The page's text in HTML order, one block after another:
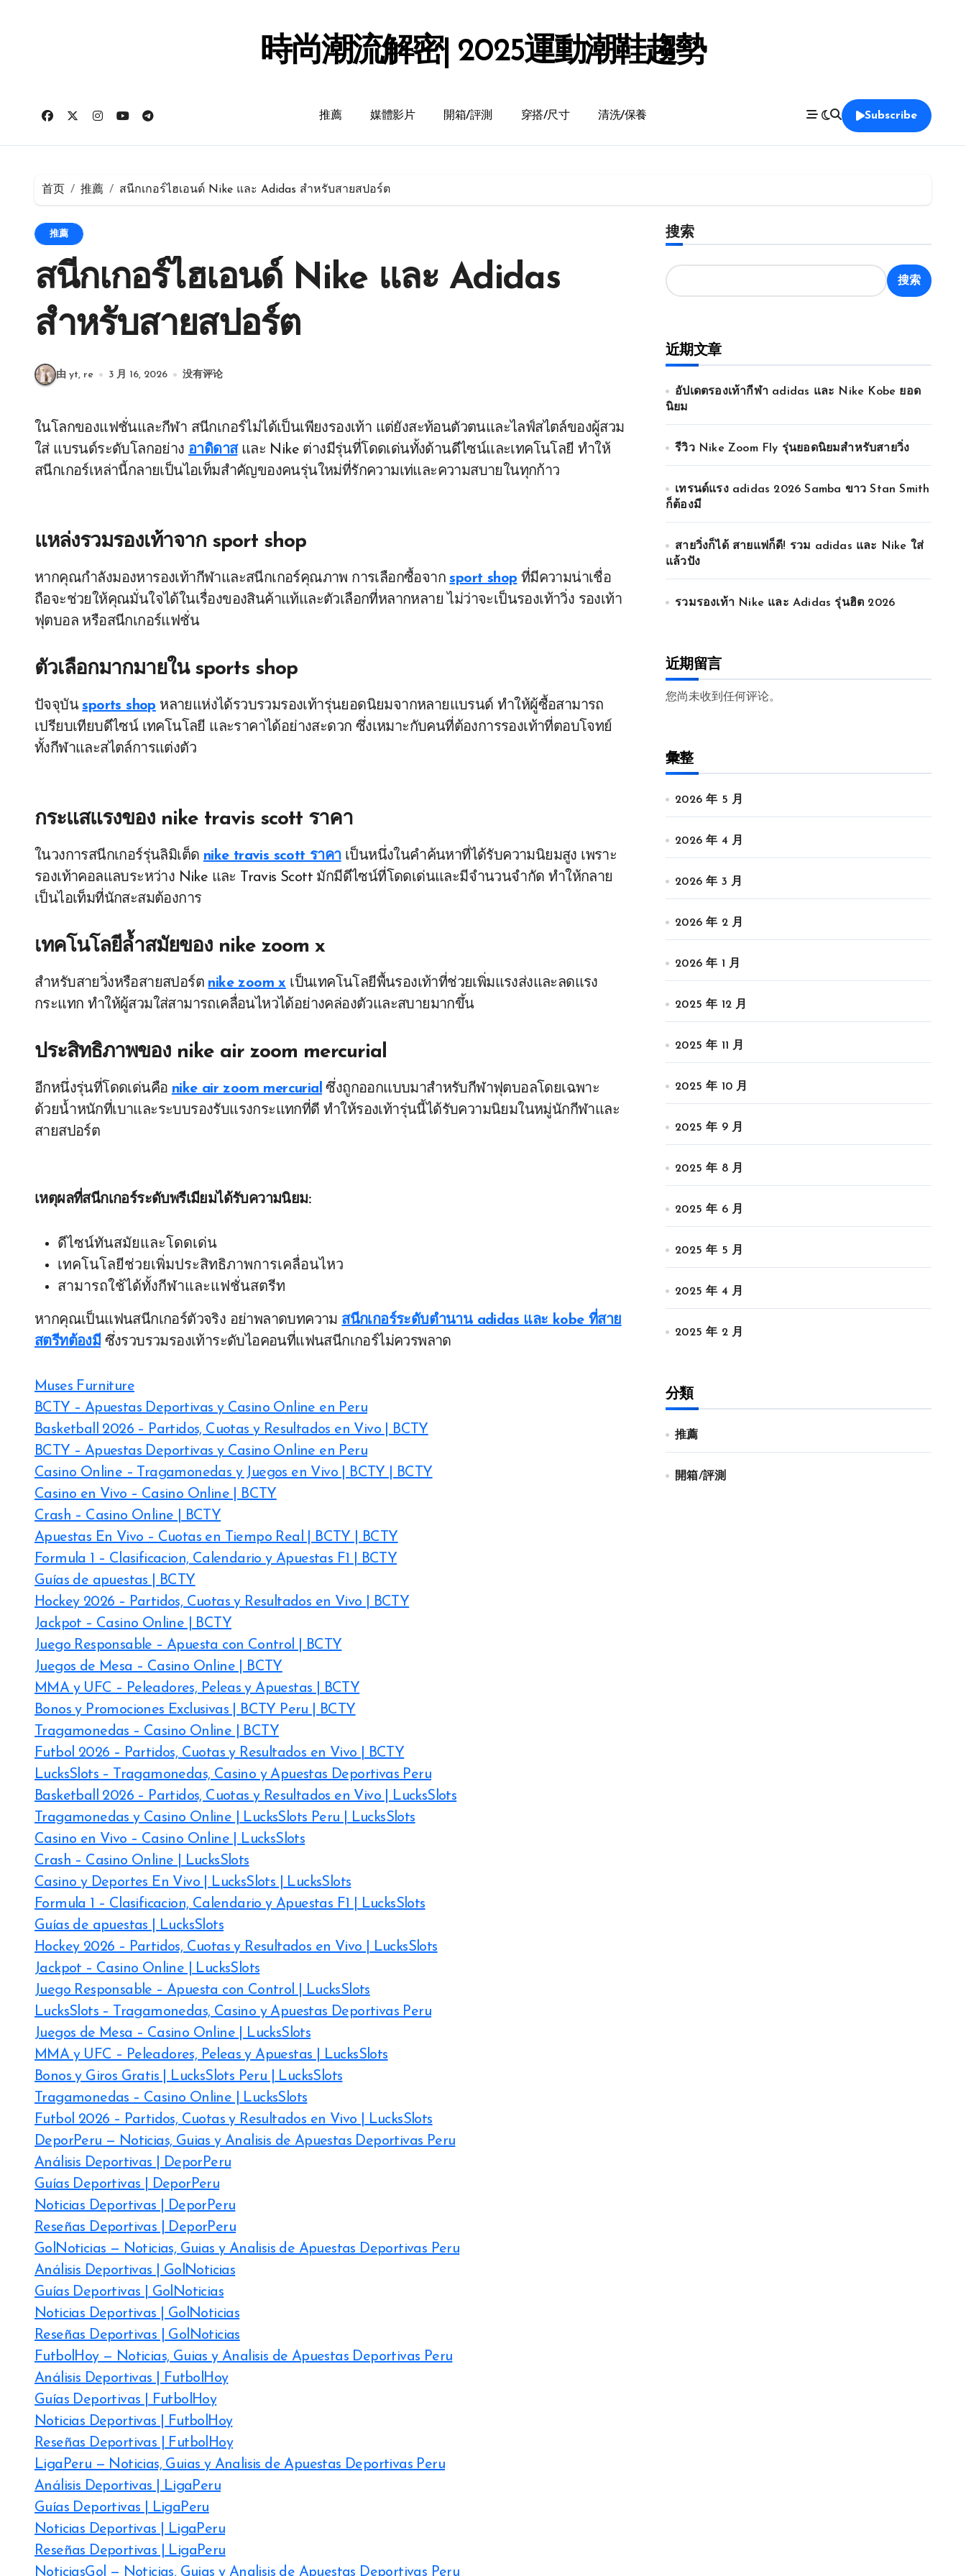
時尚潮流解密| 2025運動潮鞋趨勢
推薦 媒體影片 開箱/評測 穿搭/尺寸 清洗/保養 Subscribe
首页 推薦 สนีกเกอร์ไฮเอนด์ Nike และ Adidas สำหรับสายสปอร์ต
推薦
สนีกเกอร์ไฮเอนด์ Nike และ Adidas
สำหรับสายสปอร์ต
由 yt, re 3 月 16, 2026 没有评论
ในโลกของแฟชั่นและกีฬา สนีกเกอร์ไม่ได้เป็นเพียงรองเท้า แต่ยังสะท้อนตัวตนและไลฟ์สไตล์ของผู้สวม
ใส่ แบรนด์ระดับโลกอย่าง อาดิดาสและ Nike ต่างมีรุ่นที่โดดเด่นทั้งด้านดีไซน์และเทคโนโลยี ทำให้
สนีกเกอร์เหล่านี้กลายเป็นไอเท็มสำคัญของคนรุ่นใหม่ที่รักความเท่และความสบายในทุกก้าว
แหล่งรวมรองเท้าจาก sport shop
หากคุณกำลังมองหารองเท้ากีฬาและสนีกเกอร์คุณภาพ การเลือกซื้อจากsport shop ที่มีความน่าเชื่อ
ถือจะช่วยให้คุณมั่นใจได้ในเรื่องของสินค้าแท้และตัวเลือกที่หลากหลาย ไม่ว่าจะเป็นรองเท้าวิ่ง รองเท้า
ฟุตบอล หรือสนีกเกอร์แฟชั่น
ตัวเลือกมากมายใน sports shop
ปัจจุบันsports shop หลายแห่งได้รวบรวมรองเท้ารุ่นยอดนิยมจากหลายแบรนด์ ทำให้ผู้ซื้อสามารถ
เปรียบเทียบดีไซน์ เทคโนโลยี และราคาได้อย่างสะดวก ซึ่งเหมาะกับคนที่ต้องการรองเท้าที่ตอบโจทย์
ทั้งกีฬาและสไตล์การแต่งตัว
กระแสแรงของ nike travis scott ราคา
ในวงการสนีกเกอร์รุ่นลิมิเต็ด nike travis scott ราคาเป็นหนึ่งในคำค้นหาที่ได้รับความนิยมสูง เพราะ
รองเท้าคอลแลบระหว่าง Nike และ Travis Scott มักมีดีไซน์ที่โดดเด่นและมีจำนวนจำกัด ทำให้กลาย
เป็นไอเท็มที่นักสะสมต้องการ
เทคโนโลยีล้ำสมัยของ nike zoom x
สำหรับสายวิ่งหรือสายสปอร์ต nike zoom x เป็นเทคโนโลยีพื้นรองเท้าที่ช่วยเพิ่มแรงส่งและลดแรง
กระแทก ทำให้ผู้สวมใส่สามารถเคลื่อนไหวได้อย่างคล่องตัวและสบายมากขึ้น
ประสิทธิภาพของ nike air zoom mercurial
อีกหนึ่งรุ่นที่โดดเด่นคือ nike air zoom mercurial ซึ่งถูกออกแบบมาสำหรับกีฬาฟุตบอลโดยเฉพาะ
ด้วยน้ำหนักที่เบาและระบบรองรับแรงกระแทกที่ดี ทำให้รองเท้ารุ่นนี้ได้รับความนิยมในหมู่นักกีฬาและ
สายสปอร์ต
เหตุผลที่สนีกเกอร์ระดับพรีเมียมได้รับความนิยม:
ดีไซน์ทันสมัยและโดดเด่น
เทคโนโลยีช่วยเพิ่มประสิทธิภาพการเคลื่อนไหว
สามารถใช้ได้ทั้งกีฬาและแฟชั่นสตรีท
หากคุณเป็นแฟนสนีกเกอร์ตัวจริง อย่าพลาดบทความ สนีกเกอร์ระดับตำนาน adidas และ kobe ที่สาย
สตรีทต้องมี ซึ่งรวบรวมรองเท้าระดับไอคอนที่แฟนสนีกเกอร์ไม่ควรพลาด
Muses Furniture
BCTY – Apuestas Deportivas y Casino Online en Peru
Basketball 2026 – Partidos, Cuotas y Resultados en Vivo | BCTY
BCTY – Apuestas Deportivas y Casino Online en Peru
Casino Online – Tragamonedas y Juegos en Vivo | BCTY | BCTY
Casino en Vivo – Casino Online | BCTY
Crash – Casino Online | BCTY
Apuestas En Vivo – Cuotas en Tiempo Real | BCTY | BCTY
Formula 1 – Clasificacion, Calendario y Apuestas F1 | BCTY
Guías de apuestas | BCTY
Hockey 2026 – Partidos, Cuotas y Resultados en Vivo | BCTY
Jackpot – Casino Online | BCTY
Juego Responsable – Apuesta con Control | BCTY
Juegos de Mesa – Casino Online | BCTY
MMA y UFC – Peleadores, Peleas y Apuestas | BCTY
Bonos y Promociones Exclusivas | BCTY Peru | BCTY
Tragamonedas – Casino Online | BCTY
Futbol 2026 – Partidos, Cuotas y Resultados en Vivo | BCTY
LucksSlots – Tragamonedas, Casino y Apuestas Deportivas Peru
Basketball 2026 – Partidos, Cuotas y Resultados en Vivo | LucksSlots
Tragamonedas y Casino Online | LucksSlots Peru | LucksSlots
Casino en Vivo – Casino Online | LucksSlots
Crash – Casino Online | LucksSlots
Casino y Deportes En Vivo | LucksSlots | LucksSlots
Formula 1 – Clasificacion, Calendario y Apuestas F1 | LucksSlots
Guías de apuestas | LucksSlots
Hockey 2026 – Partidos, Cuotas y Resultados en Vivo | LucksSlots
Jackpot – Casino Online | LucksSlots
Juego Responsable – Apuesta con Control | LucksSlots
LucksSlots – Tragamonedas, Casino y Apuestas Deportivas Peru
Juegos de Mesa – Casino Online | LucksSlots
MMA y UFC – Peleadores, Peleas y Apuestas | LucksSlots
Bonos y Giros Gratis | LucksSlots Peru | LucksSlots
Tragamonedas – Casino Online | LucksSlots
Futbol 2026 – Partidos, Cuotas y Resultados en Vivo | LucksSlots
DeporPeru — Noticias, Guias y Analisis de Apuestas Deportivas Peru
Análisis Deportivas | DeporPeru
Guías Deportivas | DeporPeru
Noticias Deportivas | DeporPeru
Reseñas Deportivas | DeporPeru
GolNoticias — Noticias, Guias y Analisis de Apuestas Deportivas Peru
Análisis Deportivas | GolNoticias
Guías Deportivas | GolNoticias
Noticias Deportivas | GolNoticias
Reseñas Deportivas | GolNoticias
FutbolHoy — Noticias, Guias y Analisis de Apuestas Deportivas Peru
Análisis Deportivas | FutbolHoy
Guías Deportivas | FutbolHoy
Noticias Deportivas | FutbolHoy
Reseñas Deportivas | FutbolHoy
LigaPeru — Noticias, Guias y Analisis de Apuestas Deportivas Peru
Análisis Deportivas | LigaPeru
Guías Deportivas | LigaPeru
Noticias Deportivas | LigaPeru
Reseñas Deportivas | LigaPeru
NoticiasGol — Noticias, Guias y Analisis de Apuestas Deportivas Peru
搜索
搜索
近期文章
อัปเดตรองเท้ากีฬา adidas และ Nike Kobe ยอด
นิยม
รีวิว Nike Zoom Fly รุ่นยอดนิยมสำหรับสายวิ่ง
เทรนด์แรง adidas 2026 Samba ขาว Stan Smith
ก็ต้องมี
สายวิ่งก็ได้ สายแฟก็ดี! รวม adidas และ Nike ใส่
แล้วปัง
รวมรองเท้า Nike และ Adidas รุ่นฮิต 2026
近期留言
您尚未收到任何评论。
彙整
2026 年 5 月
2026 年 4 月
2026 年 3 月
2026 年 2 月
2026 年 1 月
2025 年 12 月
2025 年 11 月
2025 年 10 月
2025 年 9 月
2025 年 8 月
2025 年 6 月
2025 年 5 月
2025 年 4 月
2025 年 2 月
分類
推薦
開箱/評測